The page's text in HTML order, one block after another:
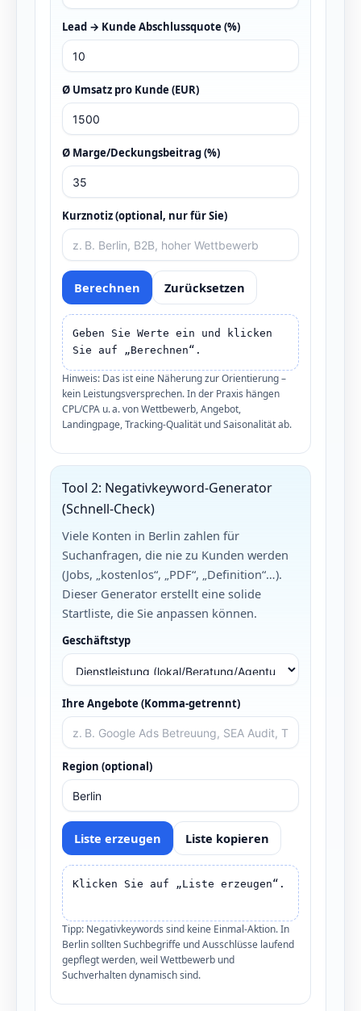
Lead → Kunde Abschlussquote (%)
Ø Umsatz pro Kunde (EUR)
Ø Marge/Deckungsbeitrag (%)
Kurznotiz (optional, nur für Sie)
Berechnen Zurücksetzen
Geben Sie Werte ein und klicken
Sie auf „Berechnen“.
Hinweis: Das ist eine Näherung zur Orientierung –
kein Leistungsversprechen. In der Praxis hängen
CPL/CPA u. a. von Wettbewerb, Angebot,
Landingpage, Tracking-Qualität und Saisonalität ab.
Tool 2: Negativkeyword-Generator
(Schnell-Check)
Viele Konten in Berlin zahlen für
Suchanfragen, die nie zu Kunden werden
(Jobs, „kostenlos“, „PDF“, „Definition“…).
Dieser Generator erstellt eine solide
Startliste, die Sie anpassen können.
Geschäftstyp
Ihre Angebote (Komma-getrennt)
Region (optional)
Liste erzeugen Liste kopieren
Klicken Sie auf „Liste erzeugen“.
Tipp: Negativkeywords sind keine Einmal-Aktion. In
Berlin sollten Suchbegriffe und Ausschlüsse laufend
gepflegt werden, weil Wettbewerb und
Suchverhalten dynamisch sind.